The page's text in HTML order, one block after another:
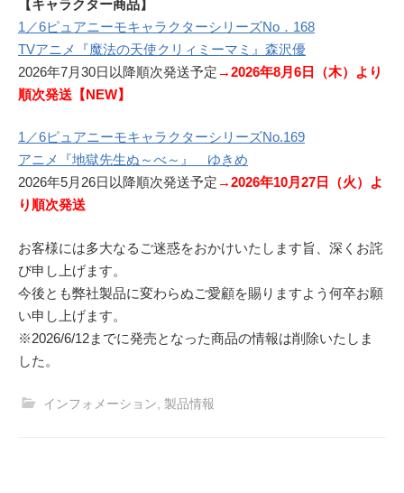
【キャラクター商品】
1／6ピュアニーモキャラクターシリーズNo．168
TVアニメ『魔法の天使クリィミーマミ』森沢優
2026年7月30日以降順次発送予定 →2026年8月6日（木）より
順次発送【NEW】
1／6ピュアニーモキャラクターシリーズNo.169
アニメ『地獄先生ぬ～べ～』 ゆきめ
2026年5月26日以降順次発送予定 →2026年10月27日（火）よ
り順次発送
お客様には多大なるご迷惑をおかけいたします旨、深くお詫
び申し上げます。
今後とも弊社製品に変わらぬご愛顧を賜りますよう何卒お願
い申し上げます。
※2026/6/12までに発売となった商品の情報は削除いたしま
した。
インフォメーション 製品情報